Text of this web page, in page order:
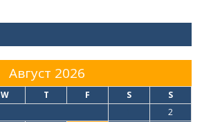
Август 2026
W T F S S
2